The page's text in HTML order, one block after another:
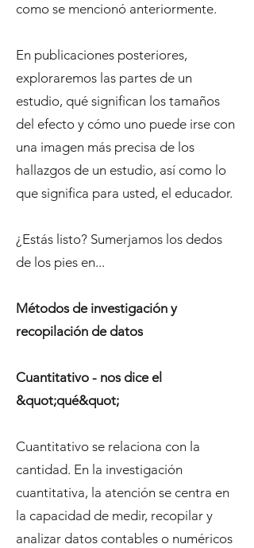
como se mencionó anteriormente.
En publicaciones posteriores,
exploraremos las partes de un
estudio, qué significan los tamaños
del efecto y cómo uno puede irse con
una imagen más precisa de los
hallazgos de un estudio, así como lo
que significa para usted, el educador.
¿Estás listo? Sumerjamos los dedos
de los pies en...
Métodos de investigación y
recopilación de datos
Cuantitativo - nos dice el
&quot;qué&quot;
Cuantitativo se relaciona con la
cantidad. En la investigación
cuantitativa, la atención se centra en
la capacidad de medir, recopilar y
analizar datos contables o numéricos